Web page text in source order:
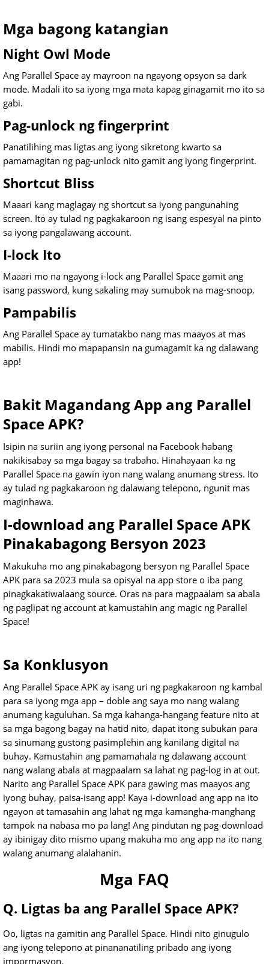
Mga bagong katangian
Night Owl Mode
Ang Parallel Space ay mayroon na ngayong opsyon sa dark
mode. Madali ito sa iyong mga mata kapag ginagamit mo ito sa
gabi.
Pag-unlock ng fingerprint
Panatilihing mas ligtas ang iyong sikretong kwarto sa
pamamagitan ng pag-unlock nito gamit ang iyong fingerprint.
Shortcut Bliss
Maaari kang maglagay ng shortcut sa iyong pangunahing
screen. Ito ay tulad ng pagkakaroon ng isang espesyal na pinto
sa iyong pangalawang account.
I-lock Ito
Maaari mo na ngayong i-lock ang Parallel Space gamit ang
isang password, kung sakaling may sumubok na mag-snoop.
Pampabilis
Ang Parallel Space ay tumatakbo nang mas maayos at mas
mabilis. Hindi mo mapapansin na gumagamit ka ng dalawang
app!
Bakit Magandang App ang Parallel
Space APK?
Isipin na suriin ang iyong personal na Facebook habang
nakikisabay sa mga bagay sa trabaho. Hinahayaan ka ng
Parallel Space na gawin iyon nang walang anumang stress. Ito
ay tulad ng pagkakaroon ng dalawang telepono, ngunit mas
maginhawa.
I-download ang Parallel Space APK
Pinakabagong Bersyon 2023
Makukuha mo ang pinakabagong bersyon ng Parallel Space
APK para sa 2023 mula sa opisyal na app store o iba pang
pinagkakatiwalaang source. Oras na para magpaalam sa abala
ng paglipat ng account at kamustahin ang magic ng Parallel
Space!
Sa Konklusyon
Ang Parallel Space APK ay isang uri ng pagkakaroon ng kambal
para sa iyong mga app – doble ang saya mo nang walang
anumang kaguluhan. Sa mga kahanga-hangang feature nito at
sa mga bagong bagay na hatid nito, dapat itong subukan para
sa sinumang gustong pasimplehin ang kanilang digital na
buhay. Kamustahin ang pamamahala ng dalawang account
nang walang abala at magpaalam sa lahat ng pag-log in at out.
Narito ang Parallel Space APK para gawing mas maayos ang
iyong buhay, paisa-isang app! Kaya i-download ang app na ito
ngayon at tamasahin ang lahat ng mga kamangha-manghang
tampok na nabasa mo pa lang! Ang pindutan ng pag-download
ay ibinigay dito mismo upang makuha mo ang app na ito nang
walang anumang alalahanin.
Mga FAQ
Q. Ligtas ba ang Parallel Space APK?
Oo, ligtas na gamitin ang Parallel Space. Hindi nito ginugulo
ang iyong telepono at pinananatiling pribado ang iyong
impormasyon.